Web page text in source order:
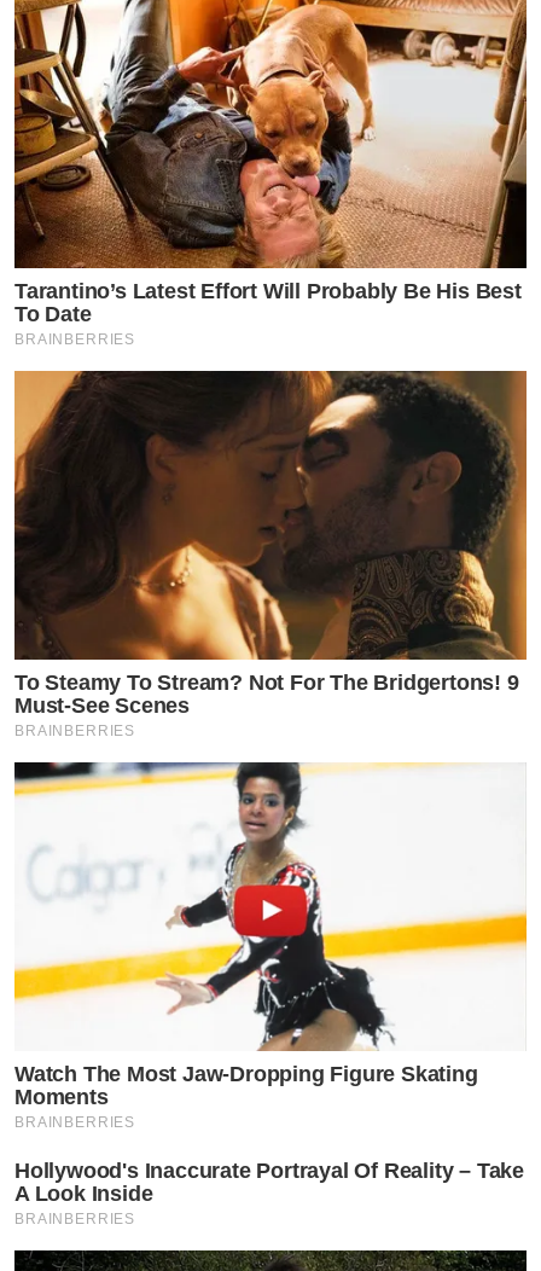
Tarantino’s Latest Effort Will Probably Be His Best
To Date
BRAINBERRIES
To Steamy To Stream? Not For The Bridgertons! 9
Must-See Scenes
BRAINBERRIES
Watch The Most Jaw‑Dropping Figure Skating
Moments
BRAINBERRIES
Hollywood's Inaccurate Portrayal Of Reality – Take
A Look Inside
BRAINBERRIES